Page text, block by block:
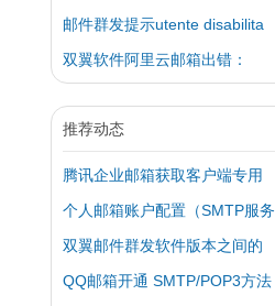
邮件群发提示utente disabilita
双翼软件阿里云邮箱出错：
推荐动态
腾讯企业邮箱获取客户端专用
个人邮箱账户配置（SMTP服务
双翼邮件群发软件版本之间的
QQ邮箱开通 SMTP/POP3方法